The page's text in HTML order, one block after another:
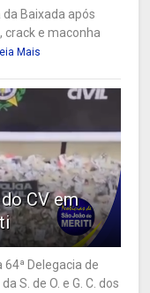
Baixada após
crack e maconha
Mais
CV em
64ª Delegacia de
S. de O. e G. C. dos